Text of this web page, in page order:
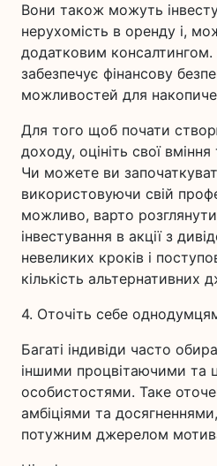
Вони також можуть
нерухомість в оренду і,
додатковим консалтингом.
забезпечує фінансову
можливостей для
Для того щоб почати
доходу, оцініть свої
Чи можете ви
використовуючи свій
можливо, варто
інвестування в акції з
невеликих кроків і
кількість альтернативних
4. Оточіть себе
Багаті індивіди часто
іншими процвітаючими та
особистостями. Таке
амбіціями та
потужним джерелом